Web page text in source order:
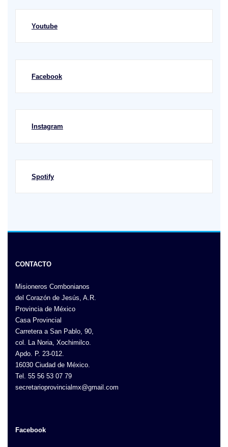
Youtube
Facebook
Instagram
Spotify
CONTACTO
Misioneros Combonianos
del Corazón de Jesús, A.R.
Provincia de México
Casa Provincial
Carretera a San Pablo, 90,
col. La Noria, Xochimilco.
Apdo. P. 23-012.
16030 Ciudad de México.
Tel. 55 56 53 07 79
secretarioprovincialmx@gmail.com
Facebook